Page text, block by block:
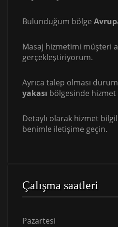
Bulunduğum bölge
Masaj hizmetimi müşteri
gerçekleştiriyorum.
Ayrıca talep olması
yakası bölgesinde
Detaylı olarak hizmet
benimle iletişime geçin.
Çalışma saatleri
Pazartesi